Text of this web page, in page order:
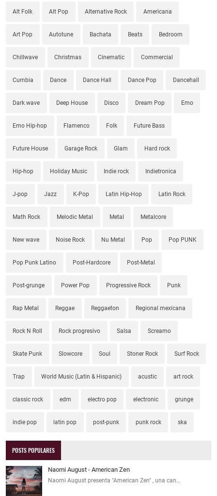
Alt Folk Alt Pop Alternative Rock Americana
Art Pop Autotune Bachata Beats Bedroom
Chillwave Christmas Cinematic Commercial
Cumbia Dance Dance Hall Dance Pop Dancehall
Dark wave Deep House Disco Dream Pop Emo
Emo Hip-hop Flamenco Folk Future Bass
Future House Garage Rock Glam Hard rock
Hip-hop Holiday Music Indie rock Indietronica
J-pop Jazz K-Pop Latin Hip-Hop Latin Rock
Math Rock Melodic Metal Metal Metalcore
New wave Noise Rock Nu Metal Pop Pop PUNK
Pop Punk Latino Post-Hardcore Post-Metal
Post-grunge Power Pop Progressive Rock Punk
Rap Metal Reggae Reggaeton Regional mexicana
Rock N Roll Rock progresivo Salsa Screamo
Skate Punk Slowcore Soul Stoner Rock Surf Rock
Trap World Music (Latin & Hispanic) acustic art rock
classic rock edm electro pop electronic grunge
indie pop latin pop post-punk punk rock ska
POSTS POPULARES
Naomi August - American Zen
Naomi August presenta "American Zen" , una can…